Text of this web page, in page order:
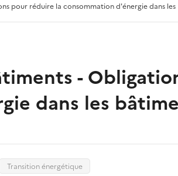
pour réduire la consommation d'énergie dans
-
dans les
Transition énergétique